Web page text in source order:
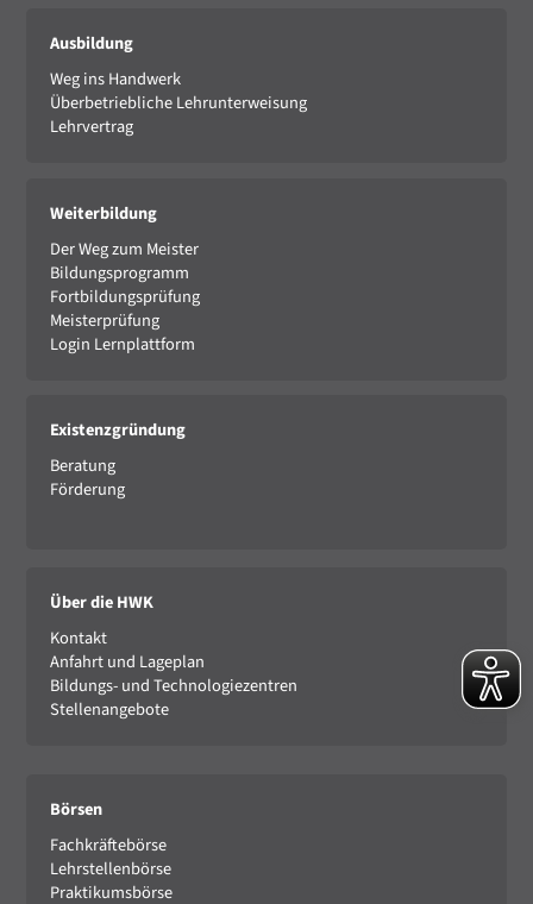
Ausbildung
Weg ins Handwerk
Überbetriebliche Lehrunterweisung
Lehrvertrag
Weiterbildung
Der Weg zum Meister
Bildungsprogramm
Fortbildungsprüfung
Meisterprüfung
Login Lernplattform
Existenzgründung
Beratung
Förderung
Über die HWK
Kontakt
Anfahrt und Lageplan
Bildungs- und Technologiezentren
Stellenangebote
Börsen
Fachkräftebörse
Lehrstellenbörse
Praktikumsbörse